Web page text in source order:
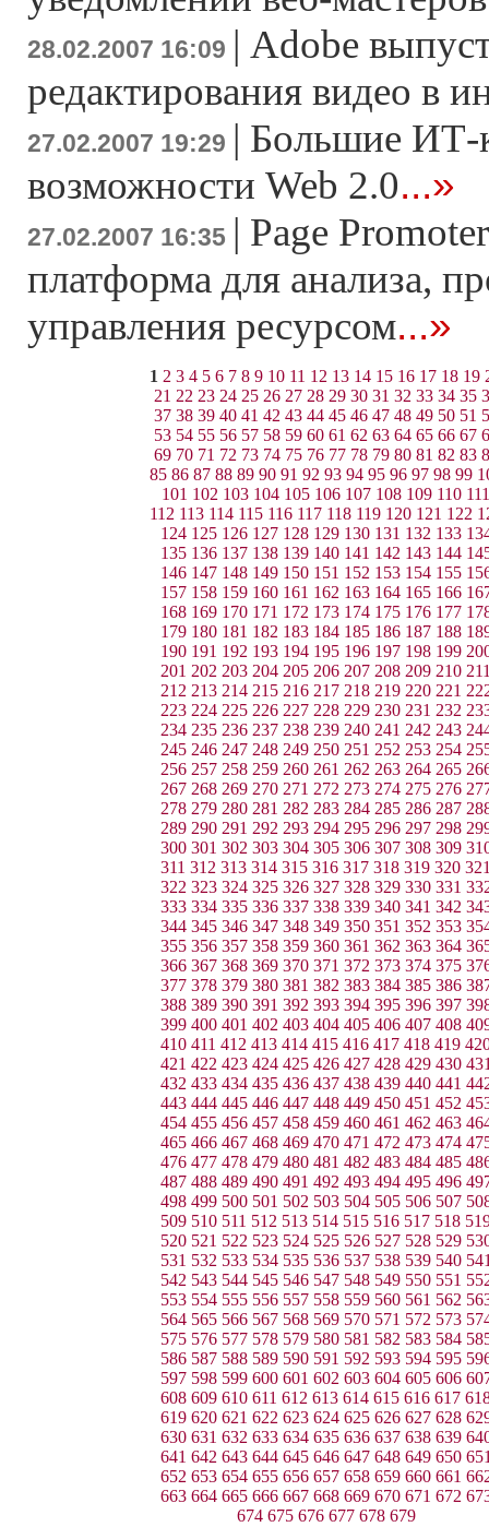
28.02.2007 16:09 | Adobe
редактирования видео в
27.02.2007 19:29 | Большие ИТ-
возможности Web 2.0...»
27.02.2007 16:35 | Page
платформа для анализа,
управления ресурсом...»
1 2 3 4 5 6 7 8 9 10 11 12 13 14 15 16 17 18 19
21 22 23 24 25 26 27 28 29 30 31 32 33 34 35
37 38 39 40 41 42 43 44 45 46 47 48 49 50 51
53 54 55 56 57 58 59 60 61 62 63 64 65 66 67
69 70 71 72 73 74 75 76 77 78 79 80 81 82 83
85 86 87 88 89 90 91 92 93 94 95 96 97 98 99
101 102 103 104 105 106 107 108 109 110 111
112 113 114 115 116 117 118 119 120 121 122
124 125 126 127 128 129 130 131 132 133
135 136 137 138 139 140 141 142 143 144
146 147 148 149 150 151 152 153 154 155
157 158 159 160 161 162 163 164 165 166
168 169 170 171 172 173 174 175 176 177
179 180 181 182 183 184 185 186 187 188
190 191 192 193 194 195 196 197 198 199
201 202 203 204 205 206 207 208 209 210
212 213 214 215 216 217 218 219 220 221
223 224 225 226 227 228 229 230 231 232
234 235 236 237 238 239 240 241 242 243
245 246 247 248 249 250 251 252 253 254
256 257 258 259 260 261 262 263 264 265
267 268 269 270 271 272 273 274 275 276
278 279 280 281 282 283 284 285 286 287
289 290 291 292 293 294 295 296 297 298
300 301 302 303 304 305 306 307 308 309
311 312 313 314 315 316 317 318 319 320
322 323 324 325 326 327 328 329 330 331
333 334 335 336 337 338 339 340 341 342
344 345 346 347 348 349 350 351 352 353
355 356 357 358 359 360 361 362 363 364
366 367 368 369 370 371 372 373 374 375
377 378 379 380 381 382 383 384 385 386
388 389 390 391 392 393 394 395 396 397
399 400 401 402 403 404 405 406 407 408
410 411 412 413 414 415 416 417 418 419
421 422 423 424 425 426 427 428 429 430
432 433 434 435 436 437 438 439 440 441
443 444 445 446 447 448 449 450 451 452
454 455 456 457 458 459 460 461 462 463
465 466 467 468 469 470 471 472 473 474
476 477 478 479 480 481 482 483 484 485
487 488 489 490 491 492 493 494 495 496
498 499 500 501 502 503 504 505 506 507
509 510 511 512 513 514 515 516 517 518
520 521 522 523 524 525 526 527 528 529
531 532 533 534 535 536 537 538 539 540
542 543 544 545 546 547 548 549 550 551
553 554 555 556 557 558 559 560 561 562
564 565 566 567 568 569 570 571 572 573
575 576 577 578 579 580 581 582 583 584
586 587 588 589 590 591 592 593 594 595
597 598 599 600 601 602 603 604 605 606
608 609 610 611 612 613 614 615 616 617
619 620 621 622 623 624 625 626 627 628
630 631 632 633 634 635 636 637 638 639
641 642 643 644 645 646 647 648 649 650
652 653 654 655 656 657 658 659 660 661
663 664 665 666 667 668 669 670 671 672
674 675 676 677 678 679